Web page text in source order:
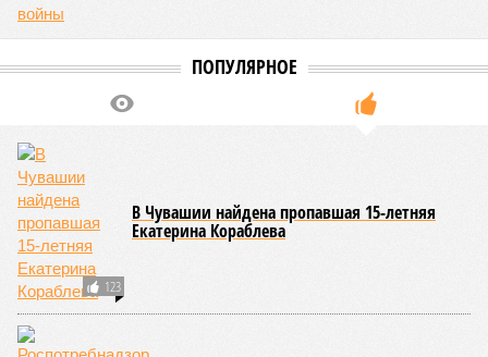
Республика
разместилась на 79
качеству дорог
Версия // //В регионе учреждены удостоверения мастеров
спорта по борьбе керешу
В регионе учреждены удостоверения мастеров спорта по
борьбе керешу
Заткнуть за пояс